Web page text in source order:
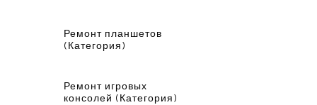
Ремонт планшетов
(Категория)
Ремонт игровых
консолей (Категория)